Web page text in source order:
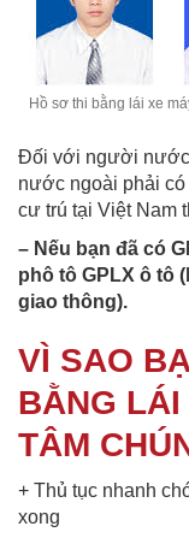
Hồ sơ thi bằng lái xe
Đối với người nước
nước ngoài phải
cư trú tại Việt Nam
– Nếu bạn đã có
phô tô GPLX ô tô
giao thông).
VÌ SAO
BẰNG LÁI
TÂM
+ Thủ tục nhanh
xong